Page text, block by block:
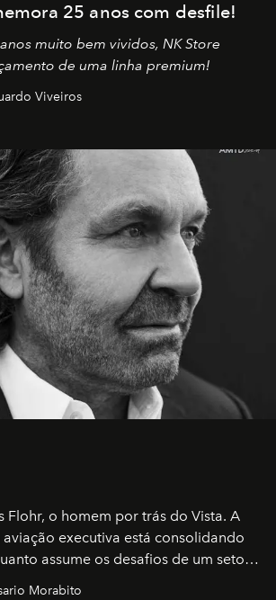
25 anos com desfile!
muito bem vividos, NK Store
de uma linha premium!
Viveiros
Flohr, o homem por trás do Vista. A
aviação executiva está consolidando
assume os desafios de um setor
e redefinindo o conceito de luxo
Morabito